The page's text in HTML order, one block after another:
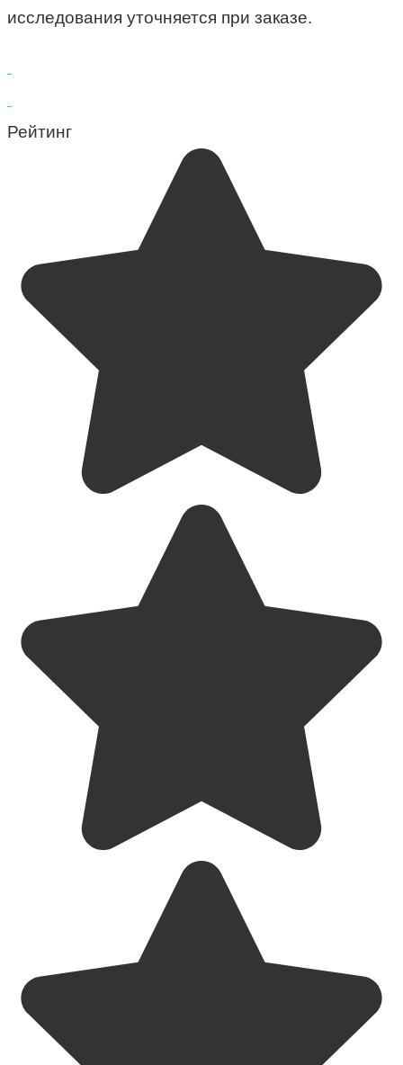
исследования уточняется при заказе.
Рейтинг